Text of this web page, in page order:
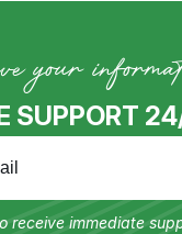
your
SUPPORT
receive immediate